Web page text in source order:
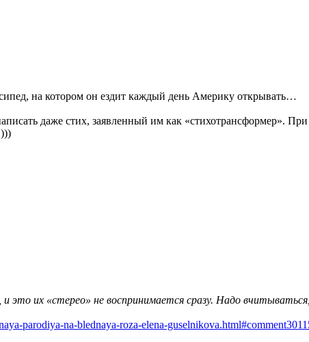
на котором он ездит каждый день Америку открывать…
даже стих, заявленный им как «стихотрансформер».
это их «стерео» не воспринимается сразу. Надо
parodiya-na-blednaya-roza-elena-